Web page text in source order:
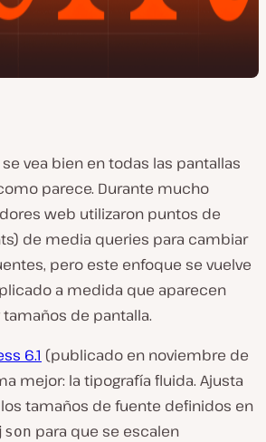
vea bien en todas las pantallas
parece. Durante mucho
web utilizaron puntos de
de media queries para cambiar
pero este enfoque se vuelve
a medida que aparecen
de pantalla.
6.1 (publicado en noviembre de
mejor: la tipografía fluida. Ajusta
tamaños de fuente definidos en
para que se escalen